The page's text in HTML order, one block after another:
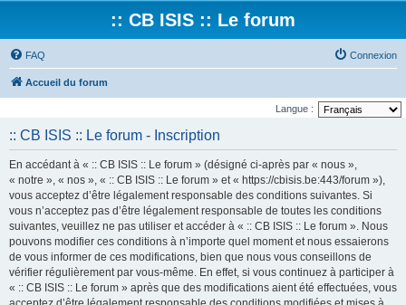
:: CB ISIS :: Le forum
FAQ Connexion
Accueil du forum
Langue :
:: CB ISIS :: Le forum - Inscription
En accédant à « :: CB ISIS :: Le forum » (désigné ci-après par « nous »,
« notre », « nos », « :: CB ISIS :: Le forum » et « https://cbisis.be:443/forum »),
vous acceptez d’être légalement responsable des conditions suivantes. Si
vous n’acceptez pas d’être légalement responsable de toutes les conditions
suivantes, veuillez ne pas utiliser et accéder à « :: CB ISIS :: Le forum ». Nous
pouvons modifier ces conditions à n’importe quel moment et nous essaierons
de vous informer de ces modifications, bien que nous vous conseillons de
vérifier régulièrement par vous-même. En effet, si vous continuez à participer à
« :: CB ISIS :: Le forum » après que des modifications aient été effectuées, vous